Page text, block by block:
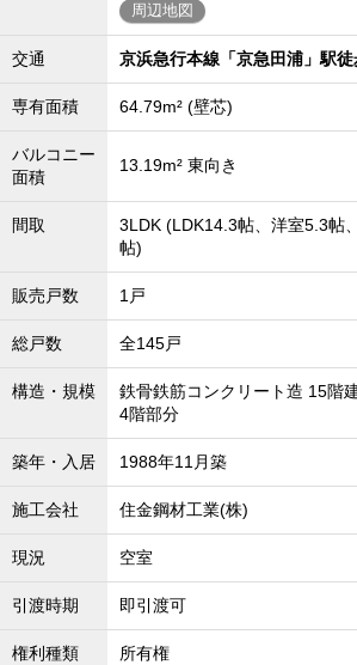
周辺地図
交通 京浜急行本線「京急田浦」駅
専有面積 64.79m² (壁芯)
バルコニー
面積
13.19m² 東向き
間取
3LDK (LDK14.3帖、洋室5.3帖
帖)
販売戸数 1戸
総戸数 全145戸
構造・規模
鉄骨鉄筋コンクリート造 15階
4階部分
築年・入居 1988年11月築
施工会社 住金鋼材工業(株)
現況 空室
引渡時期 即引渡可
権利種類 所有権
内房エリアの新築一戸建
内房エリアの中古一戸建
内房エリアの土地
東京全域エリア
東京全域エリアの新築一戸建
東京全域エリアの中古一戸建
東京全域エリアの土地
神奈川全域エリア
神奈川全域エリアの新築一戸建
神奈川全域エリアの中古一戸建
神奈川全域エリアのマンション
神奈川全域エリアの土地
沖縄全域エリア
沖縄全域エリアの新築一戸建
沖縄全域エリアの中古一戸建
沖縄全域エリアの土地
お客様の声